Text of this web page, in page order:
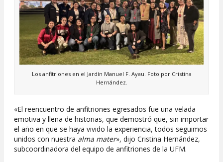
Los anfitriones en el Jardín Manuel F. Ayau. Foto por Cristina
Hernández.
«El reencuentro de anfitriones egresados fue una velada
emotiva y llena de historias, que demostró que, sin importar
el año en que se haya vivido la experiencia, todos seguimos
unidos con nuestra alma mater», dijo Cristina Hernández,
subcoordinadora del equipo de anfitriones de la UFM.